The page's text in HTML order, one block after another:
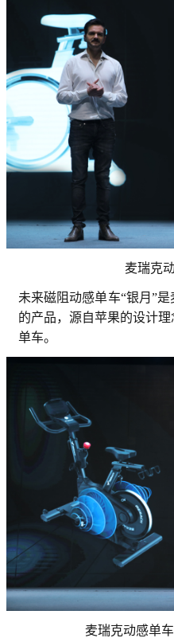
麦瑞克
未来磁阻动感单车“银月”
的产品，源自苹果的设计
单车。
麦瑞克动感单